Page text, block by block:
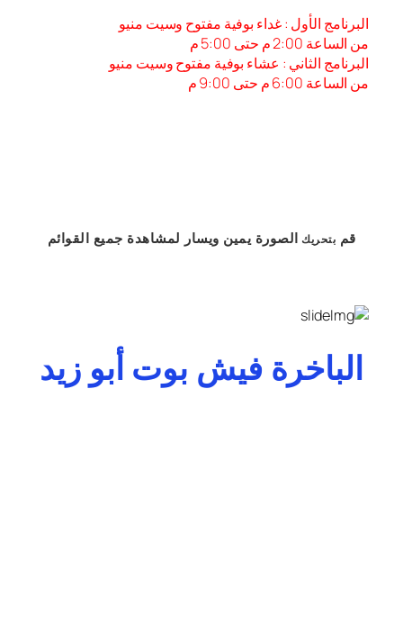
البرنامج الأول : غداء بوفية مفتوح وسيت منيو
من الساعة 2:00 م حتى 5:00 م
البرنامج الثاني : عشاء بوفية مفتوح وسيت منيو
من الساعة 6:00 م حتى 9:00 م
قم بتحريك الصورة يمين ويسار لمشاهدة جميع القوائم
الباخرة فيش بوت أبو زيد